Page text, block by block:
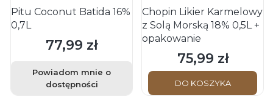
Pitu Coconut Batida 16%
0,7L
Cena
77,99 zł
Powiadom mnie o
dostępności
Chopin Likier Karmelowy
z Solą Morską 18% 0,5L +
opakowanie
Cena
75,99 zł
DO KOSZYKA